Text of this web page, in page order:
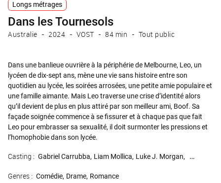
Longs métrages
Dans les Tournesols
Australie 2024 VOST 84 min Tout public
Dans une banlieue ouvrière à la périphérie de Melbourne, Leo, un
lycéen de dix-sept ans, mène une vie sans histoire entre son
quotidien au lycée, les soirées arrosées, une petite amie populaire et
une famille aimante. Mais Leo traverse une crise d’identité alors
qu’il devient de plus en plus attiré par son meilleur ami, Boof. Sa
façade soignée commence à se fissurer et à chaque pas que fait
Leo pour embrasser sa sexualité, il doit surmonter les pressions et
l’homophobie dans son lycée.
Casting : Gabriel Carrubba Liam Mollica Luke J. Morgan Olivia
Genres : Comédie Drame Romance